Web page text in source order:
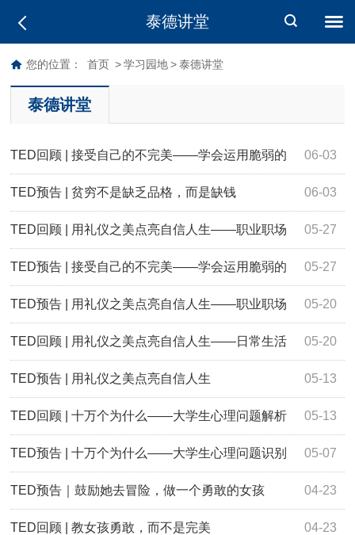
泰德讲堂
您的位置： 首页 > 学习园地 > 泰德讲堂
泰德讲堂
06-03
TED回顾 | 接受自己的不完美——学会运用脆弱的
力量 06-03
TED预告 | 贫穷不是缺乏品格，而是缺钱
05-27
TED回顾 | 用礼仪之美点亮自信人生——职业职场
篇 05-27
TED预告 | 接受自己的不完美——学会运用脆弱的
力量 05-20
TED预告 | 用礼仪之美点亮自信人生——职业职场
篇 05-20
TED回顾 | 用礼仪之美点亮自信人生——日常生活
篇 05-13
TED预告 | 用礼仪之美点亮自信人生
05-13
TED回顾 | 十万个为什么——大学生心理问题解析
及干预 05-07
TED预告 | 十万个为什么——大学生心理问题识别
及应对 04-23
TED预告｜鼓励她去冒险，做一个勇敢的女孩
04-23
TED回顾 | 教女孩勇敢，而不是完美